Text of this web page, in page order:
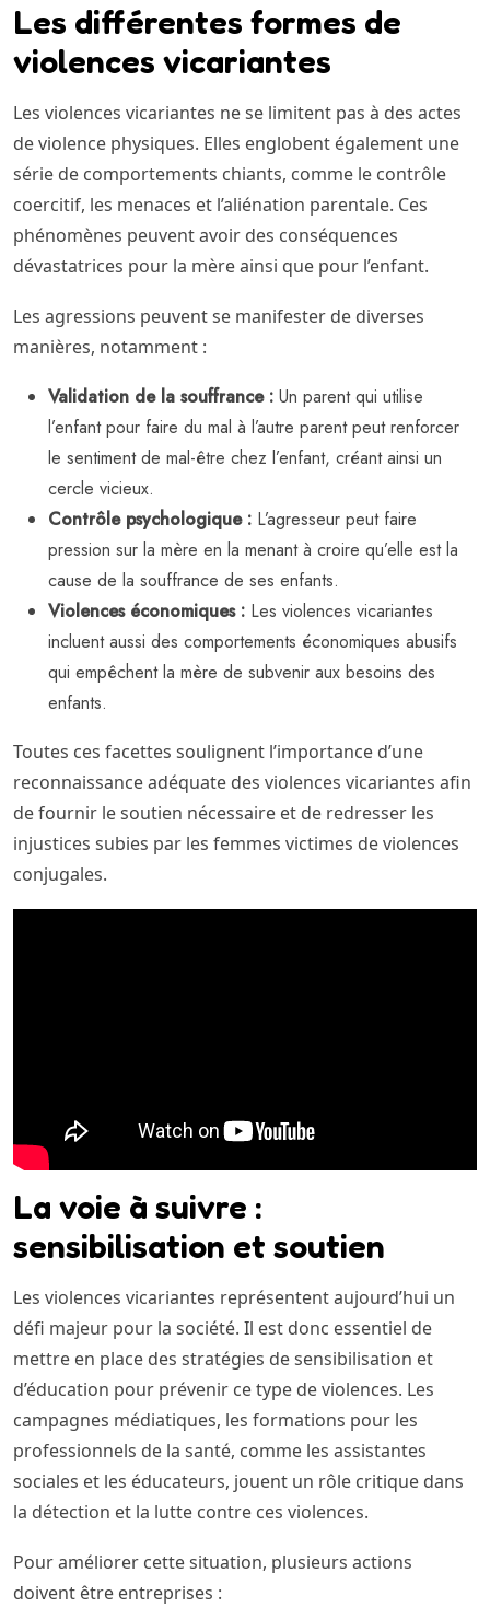
Les différentes formes de
violences vicariantes
Les violences vicariantes ne se limitent pas à des actes
de violence physiques. Elles englobent également une
série de comportements chiants, comme le contrôle
coercitif, les menaces et l’aliénation parentale. Ces
phénomènes peuvent avoir des conséquences
dévastatrices pour la mère ainsi que pour l’enfant.
Les agressions peuvent se manifester de diverses
manières, notamment :
Validation de la souffrance : Un parent qui utilise
l’enfant pour faire du mal à l’autre parent peut renforcer
le sentiment de mal-être chez l’enfant, créant ainsi un
cercle vicieux.
Contrôle psychologique : L’agresseur peut faire
pression sur la mère en la menant à croire qu’elle est la
cause de la souffrance de ses enfants.
Violences économiques : Les violences vicariantes
incluent aussi des comportements économiques abusifs
qui empêchent la mère de subvenir aux besoins des
enfants.
Toutes ces facettes soulignent l’importance d’une
reconnaissance adéquate des violences vicariantes afin
de fournir le soutien nécessaire et de redresser les
injustices subies par les femmes victimes de violences
conjugales.
La voie à suivre :
sensibilisation et soutien
Les violences vicariantes représentent aujourd’hui un
défi majeur pour la société. Il est donc essentiel de
mettre en place des stratégies de sensibilisation et
d’éducation pour prévenir ce type de violences. Les
campagnes médiatiques, les formations pour les
professionnels de la santé, comme les assistantes
sociales et les éducateurs, jouent un rôle critique dans
la détection et la lutte contre ces violences.
Pour améliorer cette situation, plusieurs actions
doivent être entreprises :